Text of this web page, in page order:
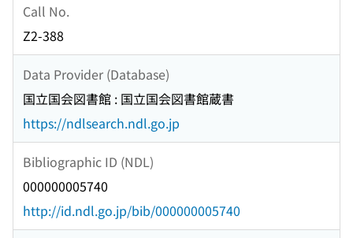
Call No.
Z2-388
Data Provider (Database)
国立国会図書館 : 国立国会図書館蔵書
https://ndlsearch.ndl.go.jp
Bibliographic ID (NDL)
000000005740
http://id.ndl.go.jp/bib/000000005740